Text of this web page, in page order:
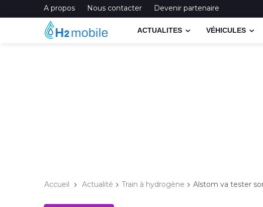
A propos Nous contacter Devenir partenaire
ACTUALITES VÉHICULES
Accueil Actualité Train à hydrogène Alstom va tester